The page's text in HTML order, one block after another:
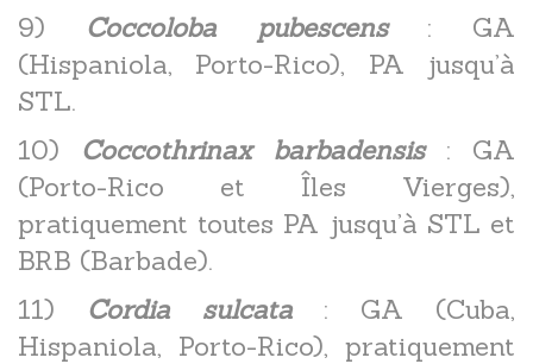
9) Coccoloba pubescens: GA
(Hispaniola, Porto-Rico), PA jusqu’à
STL.
10) Coccothrinax barbadensis : GA
(Porto-Rico et Îles Vierges),
pratiquement toutes PA jusqu’à STL et
BRB (Barbade).
11) Cordia sulcata: GA (Cuba,
Hispaniola, Porto-Rico), pratiquement